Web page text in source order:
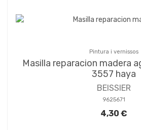
Pintura i vernissos
Masilla reparacion madera
3557 haya
BEISSIER
9625671
4,30 €